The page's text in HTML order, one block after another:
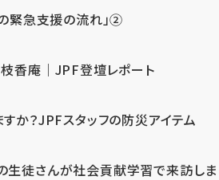
の緊急支援の流れ」②
枝香庵｜JPF登壇レポート
か？JPFスタッフの防災アイテム
生徒さんが社会貢献学習で来訪し